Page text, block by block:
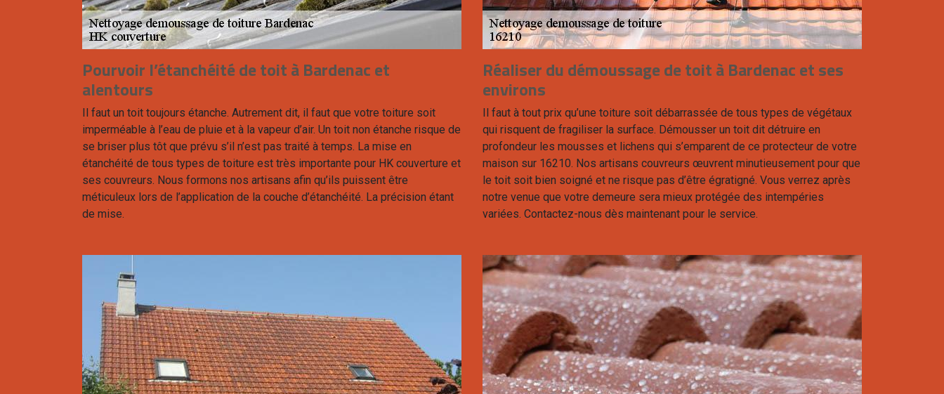
Pourvoir l’étanchéité de toit à Bardenac et
alentours
Il faut un toit toujours étanche. Autrement dit, il faut que votre toiture soit
imperméable à l’eau de pluie et à la vapeur d’air. Un toit non étanche risque de
se briser plus tôt que prévu s’il n’est pas traité à temps. La mise en
étanchéité de tous types de toiture est très importante pour HK couverture et
ses couvreurs. Nous formons nos artisans afin qu’ils puissent être
méticuleux lors de l’application de la couche d’étanchéité. La précision étant
de mise.
Réaliser du démoussage de toit à Bardenac et ses
environs
Il faut à tout prix qu’une toiture soit débarrassée de tous types de végétaux
qui risquent de fragiliser la surface. Démousser un toit dit détruire en
profondeur les mousses et lichens qui s’emparent de ce protecteur de votre
maison sur 16210. Nos artisans couvreurs œuvrent minutieusement pour que
le toit soit bien soigné et ne risque pas d’être égratigné. Vous verrez après
notre venue que votre demeure sera mieux protégée des intempéries
variées. Contactez-nous dès maintenant pour le service.